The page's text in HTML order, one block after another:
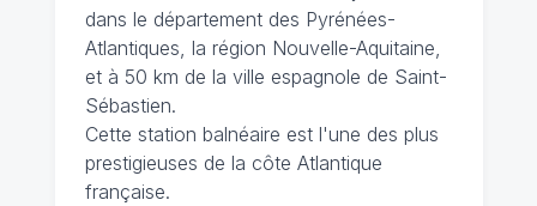
dans le département des Pyrénées-
Atlantiques, la région Nouvelle-Aquitaine,
et à 50 km de la ville espagnole de Saint-
Sébastien.
Cette station balnéaire est l'une des plus
prestigieuses de la côte Atlantique
française.